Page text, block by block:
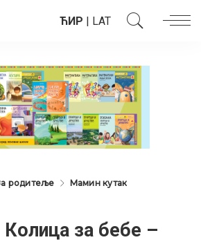
ЋИР | LAT
родитеље Мамин кутак
за бебе –